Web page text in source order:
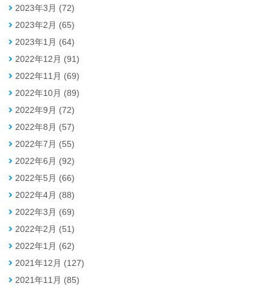
2023年3月 (72)
2023年2月 (65)
2023年1月 (64)
2022年12月 (91)
2022年11月 (69)
2022年10月 (89)
2022年9月 (72)
2022年8月 (57)
2022年7月 (55)
2022年6月 (92)
2022年5月 (66)
2022年4月 (88)
2022年3月 (69)
2022年2月 (51)
2022年1月 (62)
2021年12月 (127)
2021年11月 (85)